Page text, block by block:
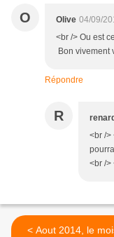
O Olive 04/09/
<br /> Ou est
Bon vivement
Répondre
R
<br />
<br />
< Aout 2014, le mois des